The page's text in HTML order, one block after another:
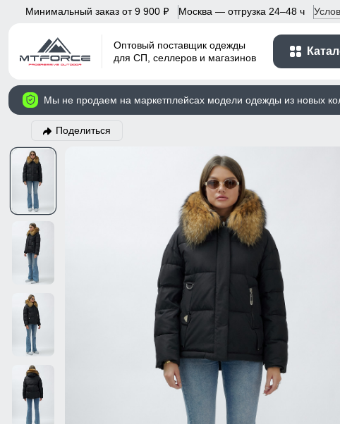
Минимальный заказ от 9 900 p Москва — отгрузка 24–48 ч
Оптовый поставщик одежды
для СП, селлеров и магазинов
Мы не продаем на маркетплейсах модели одежды из новых
Поделиться